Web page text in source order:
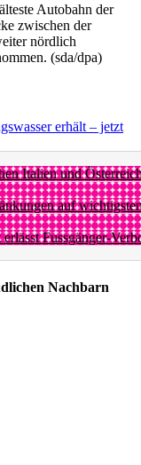
Autobahn der
zwischen der
nördlich
(sda/dpa)
erhält – jetzt
Italien und
auf
Fussgänger-
Nachbarn